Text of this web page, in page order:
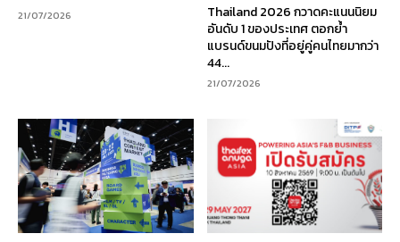
21/07/2026
Thailand 2026 กวาดคะแนนนิยม
อันดับ 1 ของประเทศ ตอกย้ำ
แบรนด์ขนมปังที่อยู่คู่คนไทยมากว่า
44...
21/07/2026